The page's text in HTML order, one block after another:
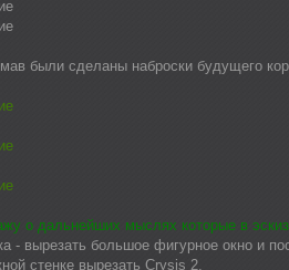
были сделаны наброски будущего
о дальнейших мыслях которые в
- вырезать большое фигурное окно и
стенке вырезать Crysis 2.